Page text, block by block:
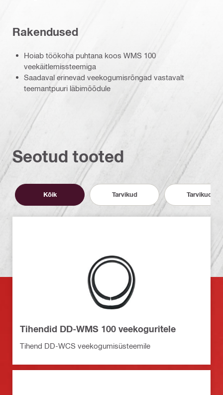
Rakendused
Hoiab töökoha puhtana koos WMS 100
veekäitlemissteemiga
Saadaval erinevad veekogumisrõngad vastavalt
teemantpuuri läbimõõdule
Seotud tooted
Kõik Tarvikud Tarvikud
Tihendid DD-WMS 100 veekoguritele
Tihend DD-WCS veekogumisüsteemile